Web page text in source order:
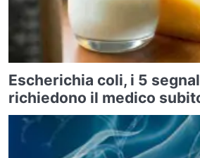
Escherichia coli, i 5
richiedono il medico